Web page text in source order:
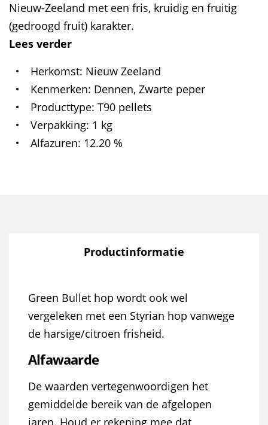
Nieuw-Zeeland met een fris, kruidig en fruitig
(gedroogd fruit) karakter.
Lees verder
Herkomst Nieuw Zeeland
Kenmerken Dennen, Zwarte peper
Producttype T90 pellets
Verpakking 1 kg
Alfazuren 12.20 %
Productinformatie
Green Bullet hop wordt ook wel
vergeleken met een Styrian hop vanwege
de harsige/citroen frisheid.
Alfawaarde
De waarden vertegenwoordigen het
gemiddelde bereik van de afgelopen
jaren. Houd er rekening mee dat